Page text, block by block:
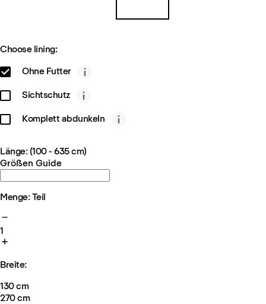
Choose lining:
Ohne Futter
Sichtschutz
Komplett abdunkeln
Länge: (100 - 635 cm)
Größen Guide
Menge: Teil
1
Breite:
130 cm
270 cm